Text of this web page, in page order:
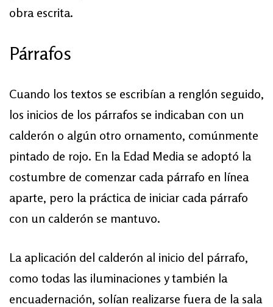
obra escrita.
Párrafos
Cuando los textos se escribían a renglón seguido,
los inicios de los párrafos se indicaban con un
calderón o algún otro ornamento, comúnmente
pintado de rojo. En la Edad Media se adoptó la
costumbre de comenzar cada párrafo en línea
aparte, pero la práctica de iniciar cada párrafo
con un calderón se mantuvo.
La aplicación del calderón al inicio del párrafo,
como todas las iluminaciones y también la
encuadernación, solían realizarse fuera de la sala